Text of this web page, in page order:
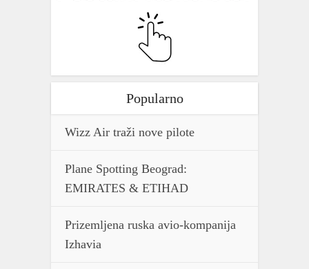
Popularno
Wizz Air traži nove pilote
Plane Spotting Beograd:
EMIRATES & ETIHAD
Prizemljena ruska avio-kompanija
Izhavia